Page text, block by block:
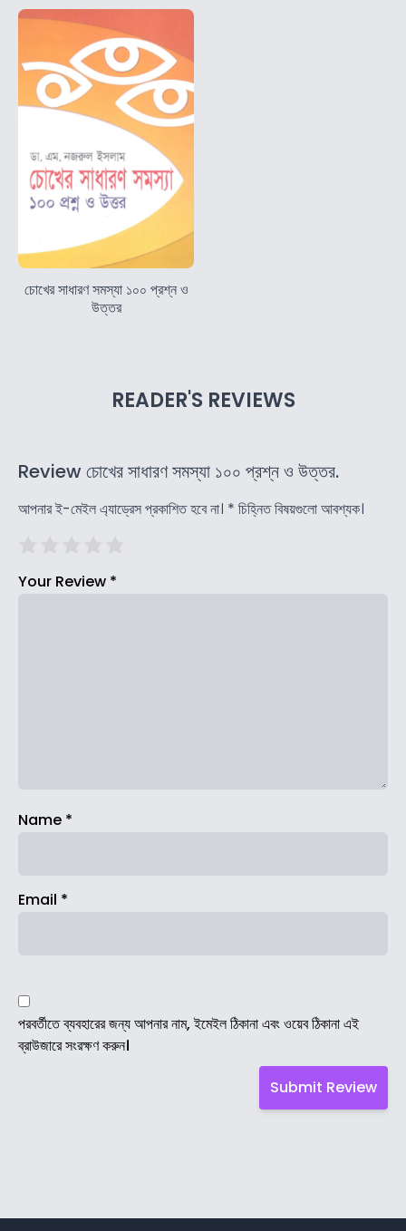
চোখের সাধারণ সমস্যা ১০০ প্রশ্ন ও
উত্তর
READER'S REVIEWS
Review চোখের সাধারণ সমস্যা ১০০ প্রশ্ন ও উত্তর.
আপনার ই-মেইল এ্যাড্রেস প্রকাশিত হবে না। * চিহ্নিত বিষয়গুলো আবশ্যক।
Your Review *
Name *
Email *
পরবর্তীতে ব্যবহারের জন্য আপনার নাম, ইমেইল ঠিকানা এবং ওয়েব ঠিকানা এই
ব্রাউজারে সংরক্ষণ করুন।